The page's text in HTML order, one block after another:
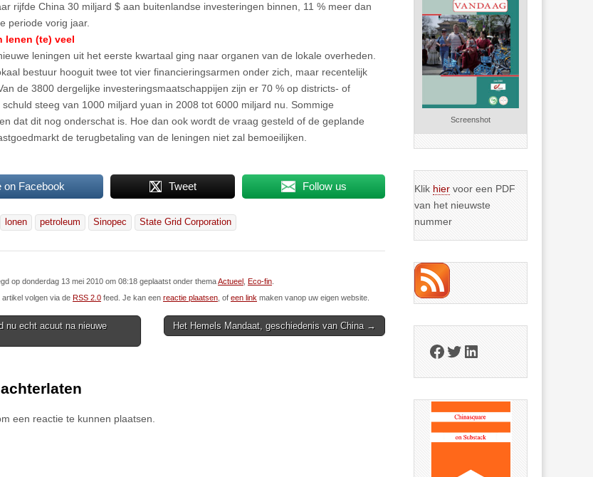
rijfde China 30 miljard $ aan buitenlandse investeringen binnen, 11 % meer dan
periode vorig jaar.
lenen (te) veel
leningen uit het eerste kwartaal ging naar organen van de lokale overheden.
bestuur hooguit twee tot vier financieringsarmen onder zich, maar recentelijk
de 3800 dergelijke investeringsmaatschappijen zijn er 70 % op districts- of
steeg van 1000 miljard yuan in 2008 tot 6000 miljard nu. Sommige
dat dit nog onderschat is. Hoe dan ook wordt de vraag gesteld of de geplande
de terugbetaling van de leningen niet zal bemoeilijken.
on Facebook Tweet Follow us
lonen petroleum Sinopec State Grid Corporation
op donderdag 13 mei 2010 om 08:18 geplaatst onder themaActueel Eco-fin
volgen via de RSS 2.0 feed. Je kan een reactie plaatsen , of een link maken vanop uw eigen website.
nu echt acuut na nieuwe
Het Hemels Mandaat, geschiedenis van China →
een reactie te kunnen plaatsen.
Screenshot
Klik hier voor een PDF
van het nieuwste
nummer
Facebook
Twitter
LinkedIn